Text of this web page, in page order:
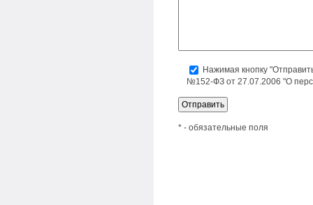
Нажимая кнопку
№152-ФЗ от 27.07.2006 "О
* - обязательные поля